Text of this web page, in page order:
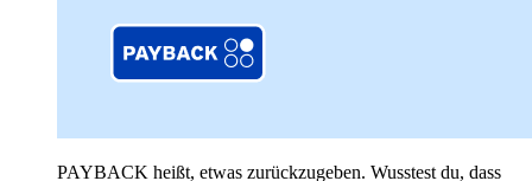
PAYBACK heißt, etwas zurückzugeben. Wusstest du, dass